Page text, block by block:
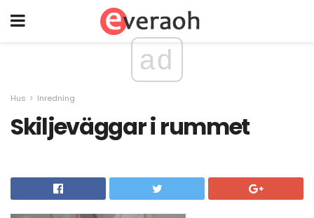
ad
Hus Inredning
Skiljeväggar i rummet